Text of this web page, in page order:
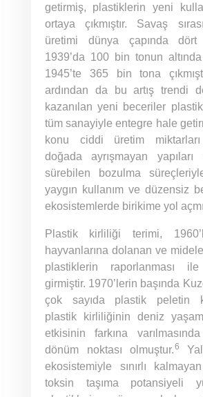
getirmiş, plastiklerin yeni
ortaya çıkmıştır. Savaş
üretimi dünya çapında dört
1939’da 100 bin tonun
1945’te 365 bin tona
ardından da bu artış trendi
kazanılan yeni beceriler
tüm sanayiyle entegre hale
konu ciddi üretim
doğada ayrışmayan yapıları
sürebilen bozulma
yaygın kullanım ve düzensiz
ekosistemlerde birikime yol
Plastik kirliliği terimi,
hayvanlarına dolanan ve
plastiklerin raporlanması ile
girmiştir. 1970’lerin başında
çok sayıda plastik peletin
plastik kirliliğinin deniz
etkisinin farkına
dönüm noktası olmuştur.6
ekosistemiyle sınırlı
toksin taşıma potansiyeli